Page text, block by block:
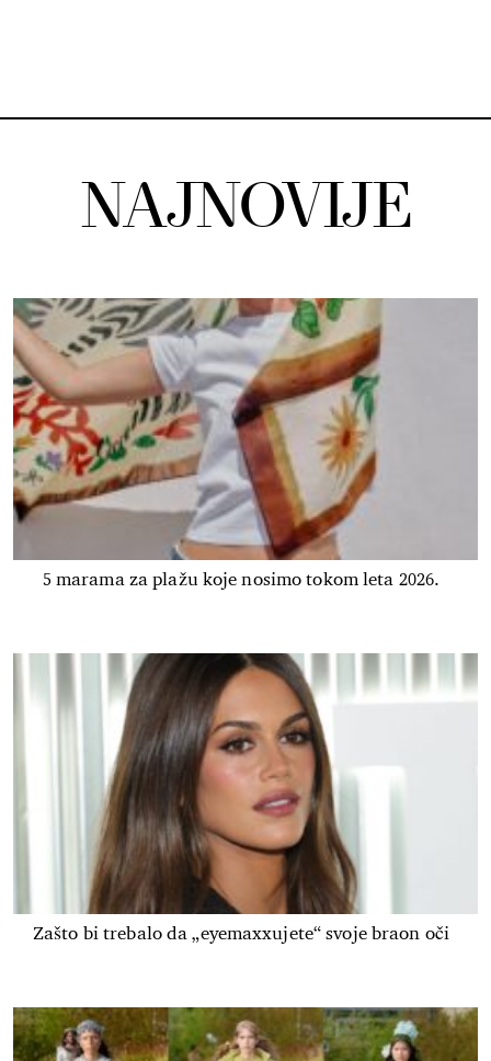
NAJNOVIJE
5 marama za plažu koje nosimo tokom leta 2026.
Zašto bi trebalo da „eyemaxxujete“ svoje braon oči